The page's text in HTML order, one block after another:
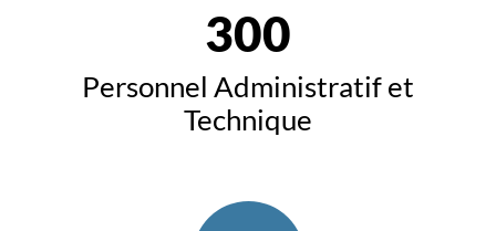
300
Personnel Administratif et
Technique